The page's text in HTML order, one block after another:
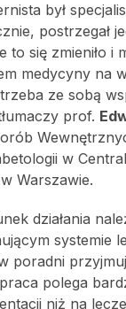
był
postrzegał
to się zmieniło i
medycyny na
ze sobą
prof.
w
Warszawie.
działania
systemie
poradni
polega
niż na